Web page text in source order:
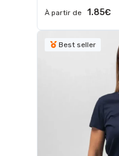
À partir de 1.85€
Best seller